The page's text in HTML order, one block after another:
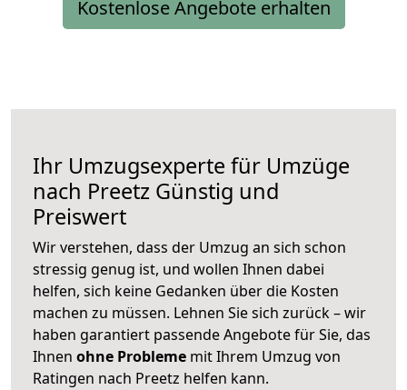
Kostenlose Angebote erhalten
Ihr Umzugsexperte für Umzüge
nach Preetz Günstig und
Preiswert
Wir verstehen, dass der Umzug an sich schon
stressig genug ist, und wollen Ihnen dabei
helfen, sich keine Gedanken über die Kosten
machen zu müssen. Lehnen Sie sich zurück – wir
haben garantiert passende Angebote für Sie, das
Ihnen ohne Probleme mit Ihrem Umzug von
Ratingen nach Preetz helfen kann.